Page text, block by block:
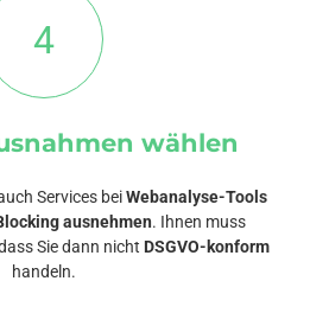
4
wählen
Services beiWebanalyse-Tools
ausnehmen. Ihnen muss
Sie dann nicht DSGVO-konform
handeln.